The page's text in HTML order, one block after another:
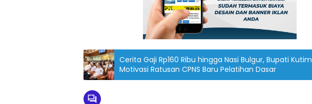
Cerita Gaji Rp160 Ribu hingga Nasi Bulgur, Bupati Kutim
Motivasi Ratusan CPNS Baru Pelatihan Dasar